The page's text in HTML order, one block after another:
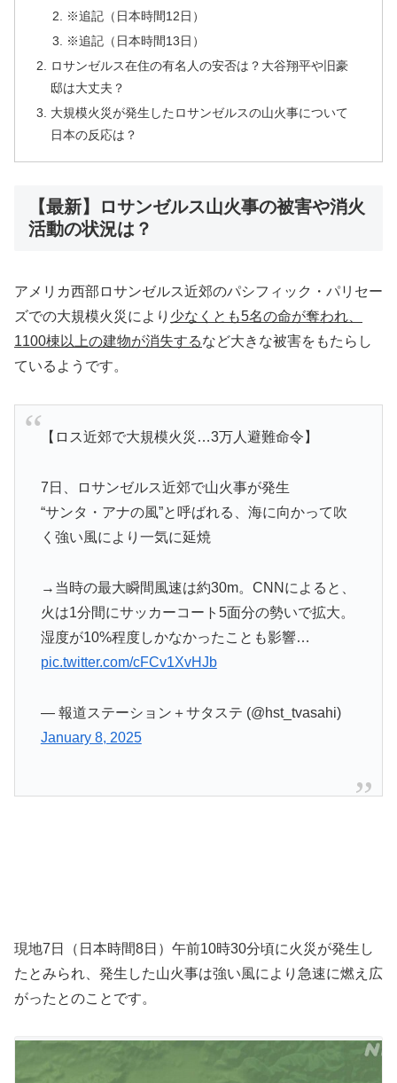
※追記（日本時間12日）
※追記（日本時間13日）
ロサンゼルス在住の有名人の安否は？大谷翔平や旧豪
邸は大丈夫？
大規模火災が発生したロサンゼルスの山火事について
日本の反応は？
【最新】ロサンゼルス山火事の被害や消火
活動の状況は？
アメリカ西部ロサンゼルス近郊のパシフィック・パリセー
ズでの大規模火災により 少なくとも5名の命が奪われ、
1100棟以上の建物が消失するなど大きな被害をもたらし
ているようです。
【ロス近郊で大規模火災…3万人避難命令】
7日、ロサンゼルス近郊で山火事が発生
“サンタ・アナの風”と呼ばれる、海に向かって吹
く強い風により一気に延焼
→当時の最大瞬間風速は約30m。CNNによると、
火は1分間にサッカーコート5面分の勢いで拡大。
湿度が10%程度しかなかったことも影響…
pic.twitter.com/cFCv1XvHJb
— 報道ステーション＋サタステ (@hst_tvasahi)
January 8, 2025
現地7日（日本時間8日）午前10時30分頃に火災が発生し
たとみられ、発生した山火事は強い風により急速に燃え広
がったとのことです。